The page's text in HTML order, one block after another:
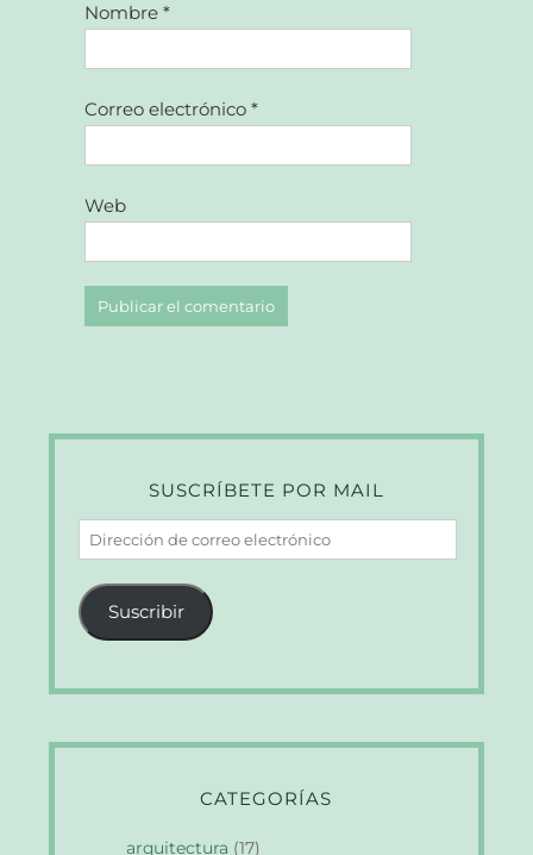
Nombre*
Correo electrónico*
Web
SUSCRÍBETE POR MAIL
Dirección
de
correo
electrónico
Suscribir
CATEGORÍAS
arquitectura (17)